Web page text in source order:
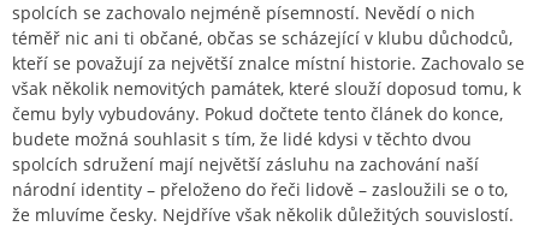
spolcích se zachovalo nejméně písemností. Nevědí o nich
téměř nic ani ti občané, občas se scházející v klubu důchodců,
kteří se považují za největší znalce místní historie. Zachovalo se
však několik nemovitých památek, které slouží doposud tomu, k
čemu byly vybudovány. Pokud dočtete tento článek do konce,
budete možná souhlasit s tím, že lidé kdysi v těchto dvou
spolcích sdružení mají největší zásluhu na zachování naší
národní identity – přeloženo do řeči lidově – zasloužili se o to,
že mluvíme česky. Nejdříve však několik důležitých souvislostí.